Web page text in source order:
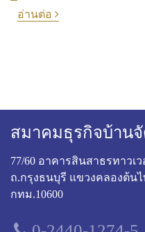
อ่านต่อ
สมาคมธุรกิจบ้าน
77/60 อาคารสินสาธรทาวเ
ถ.กรุงธนบุรี แขวงคลองต้น
กทม.10600